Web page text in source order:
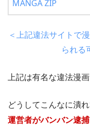
MANGA ZIP
＜上記違法サイトで
られる
上記は有名な違法漫
どうしてこんなに潰
運営者がバンバン逮